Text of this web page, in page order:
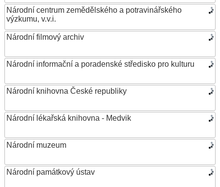
Národní centrum zemědělského a potravinářského
výzkumu, v.v.i.
Národní filmový archiv
Národní informační a poradenské středisko pro kulturu
Národní knihovna České republiky
Národní lékařská knihovna - Medvik
Národní muzeum
Národní památkový ústav